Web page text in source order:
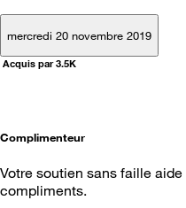
mercredi 20 novembre 2019
Acquis par 3.5K
Complimenteur
Votre soutien sans faille
compliments.